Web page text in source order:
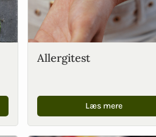
Allergitest
Læs mere